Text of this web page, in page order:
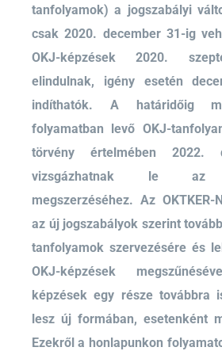
tanfolyamok) a jogszabályi
csak 2020. december 31-ig
OKJ-képzések 2020.
elindulnak, igény esetén
indíthatók. A határidőig
folyamatban levő OKJ-
törvény értelmében 2022.
vizsgázhatnak le az
megszerzéséhez. Az OKTKER-
az új jogszabályok szerint
tanfolyamok szervezésére és
OKJ-képzések
képzések egy része továbbra
lesz új formában, esetenként
Ezekről a honlapunkon